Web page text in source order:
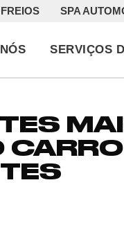
SPA
SERVIÇOS